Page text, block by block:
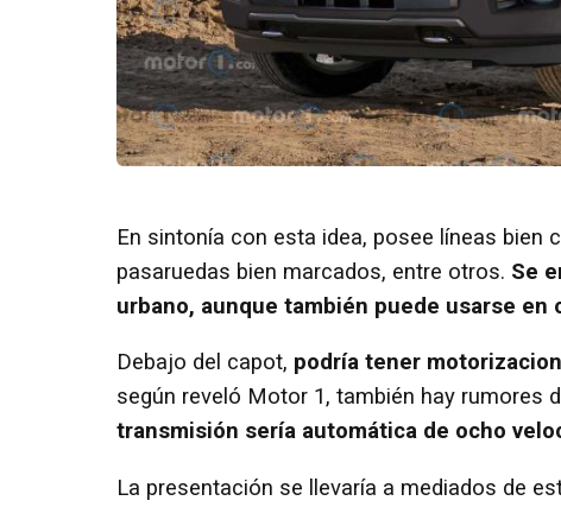
En sintonía con esta idea, posee líneas bien
pasaruedas bien marcados, entre otros. Se
urbano, aunque también puede usarse
Debajo del capot, podría tener
según reveló Motor 1, también hay rumores
transmisión sería automática de ocho
La presentación se llevaría a mediados de